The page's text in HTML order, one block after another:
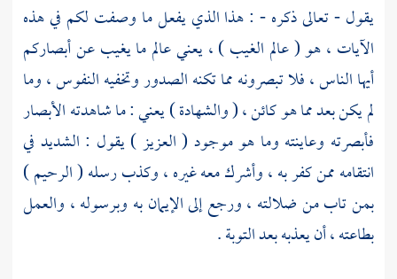
يقول - تعالى ذكره - : هذا الذي يفعل ما وصفت لكم في هذه
الآيات ، هو ( عالم الغيب ) ، يعني عالم ما يغيب عن أبصاركم
أيها الناس ، فلا تبصرونه مما تكنه الصدور وتخفيه النفوس ، وما
لم يكن بعد مما هو كائن ، ( والشهادة ) يعني : ما شاهدته الأبصار
فأبصرته وعاينته وما هو موجود ( العزيز ) يقول : الشديد في
انتقامه ممن كفر به ، وأشرك معه غيره ، وكذب رسله ( الرحيم )
بمن تاب من ضلالته ، ورجع إلى الإيمان به وبرسوله ، والعمل
بطاعته ، أن يعذبه بعد التوبة .